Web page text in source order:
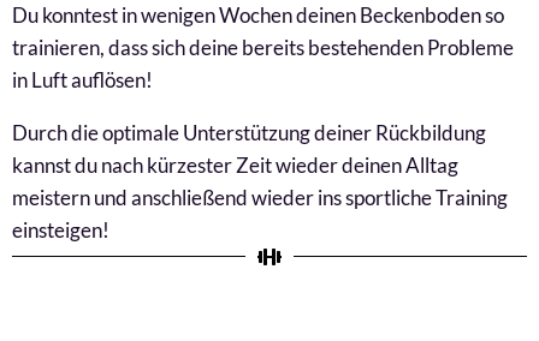
Du konntest in wenigen Wochen deinen Beckenboden so
trainieren, dass sich deine bereits bestehenden Probleme
in Luft auflösen!
Durch die optimale Unterstützung deiner Rückbildung
kannst du nach kürzester Zeit wieder deinen Alltag
meistern und anschließend wieder ins sportliche Training
einsteigen!